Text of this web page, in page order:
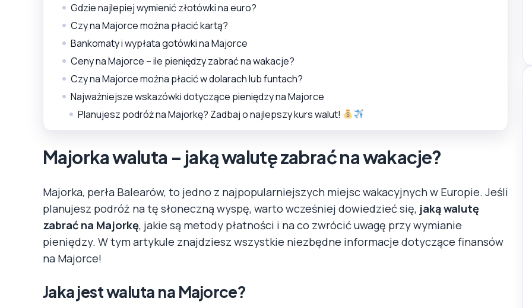
Gdzie najlepiej wymienić złotówki na euro?
Czy na Majorce można płacić kartą?
Bankomaty i wypłata gotówki na Majorce
Ceny na Majorce – ile pieniędzy zabrać na wakacje?
Czy na Majorce można płacić w dolarach lub funtach?
Najważniejsze wskazówki dotyczące pieniędzy na Majorce
Planujesz podróż na Majorkę? Zadbaj o najlepszy kurs walut!
Majorka waluta – jaką walutę zabrać na wakacje?
Majorka, perła Balearów, to jedno z najpopularniejszych miejsc wakacyjnych w Europie. Jeśli
planujesz podróż na tę słoneczną wyspę, warto wcześniej dowiedzieć się, jaką walutę
zabrać na Majorkę, jakie są metody płatności i na co zwrócić uwagę przy wymianie
pieniędzy. W tym artykule znajdziesz wszystkie niezbędne informacje dotyczące finansów
na Majorce!
Jaka jest waluta na Majorce?